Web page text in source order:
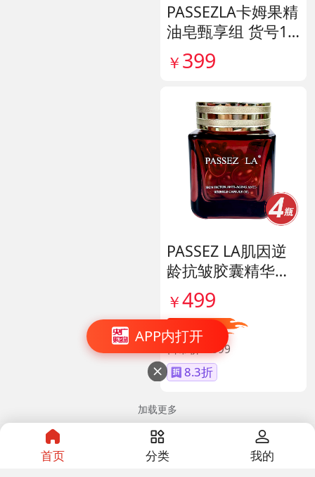
APP内打开

PASSEZLA卡姆果精
油皂甄享组 货号14
0198
￥ 399
PASSEZ LA肌因逆
龄抗皱胶囊精华油
货号139887
￥499
直降100
日常价￥599
8.3折
加载更多
首页 分类 我的